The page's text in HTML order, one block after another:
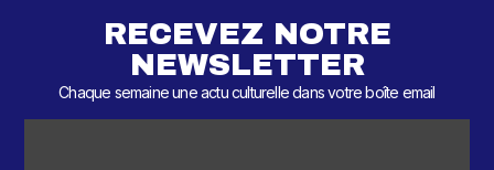
RECEVEZ NOTRE
NEWSLETTER
Chaque semaine une actu culturelle dans votre boîte email